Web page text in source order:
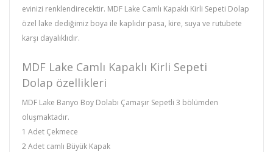
evinizi renklendirecektir. MDF Lake Camlı Kapaklı Kirli Sepeti Dolap
özel lake dediğimiz boya ile kaplıdır pasa, kire, suya ve rutubete
karşı dayalıklıdır.
MDF Lake Camlı Kapaklı Kirli Sepeti
Dolap özellikleri
MDF Lake Banyo Boy Dolabı Çamaşır Sepetli 3 bölümden
oluşmaktadır.
1 Adet Çekmece
2 Adet camlı Büyük Kapak